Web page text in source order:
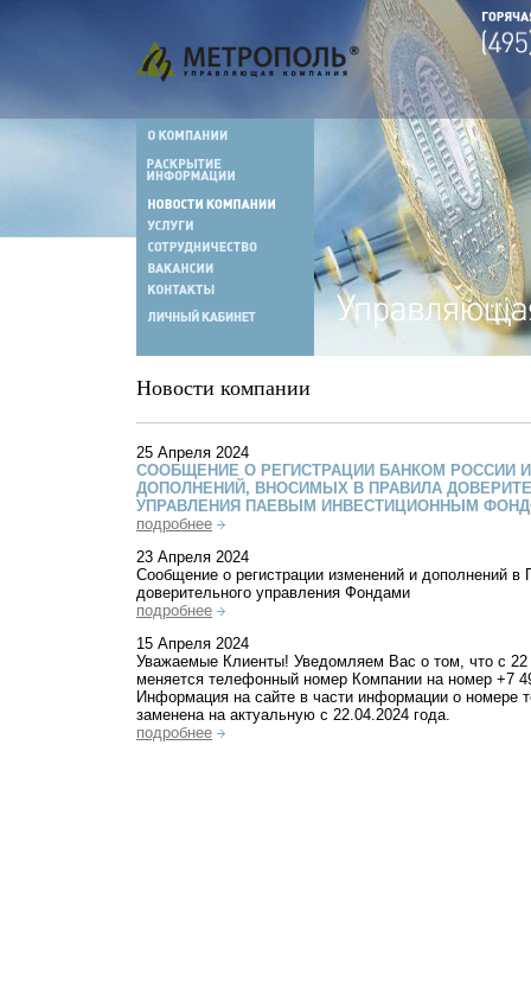
Новости компании
25 Апреля 2024
СООБЩЕНИЕ О РЕГИСТРАЦИИ БАНКОМ РОССИИ
ДОПОЛНЕНИЙ, ВНОСИМЫХ В ПРАВИЛА
УПРАВЛЕНИЯ ПАЕВЫМ ИНВЕСТИЦИОННЫМ
подробнее
23 Апреля 2024
Сообщение о регистрации изменений и дополнений в
доверительного управления Фондами
подробнее
15 Апреля 2024
Уважаемые Клиенты! Уведомляем Вас о том, что с 22
меняется телефонный номер Компании на номер +7
Информация на сайте в части информации о номере
заменена на актуальную с 22.04.2024 года.
подробнее